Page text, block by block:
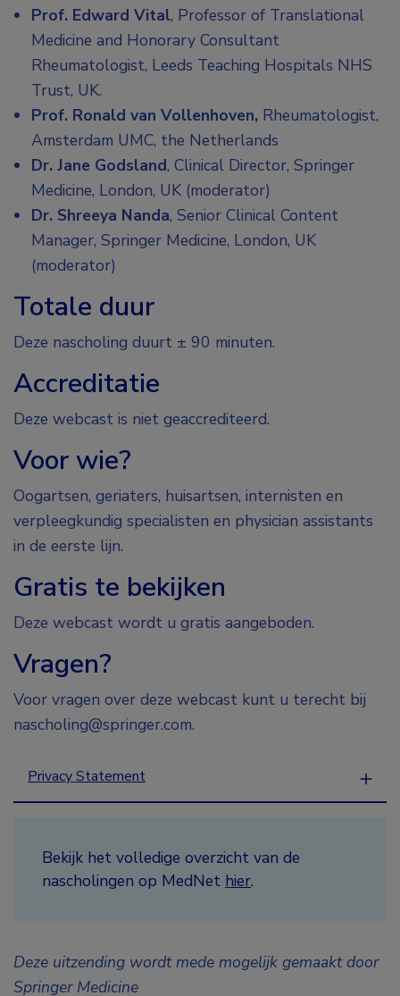
Prof. Edward Vital, Professor of Translational
Medicine and Honorary Consultant
Rheumatologist, Leeds Teaching Hospitals NHS
Trust, UK.
Prof. Ronald van Vollenhoven, Rheumatologist,
Amsterdam UMC, the Netherlands
Dr. Jane Godsland, Clinical Director, Springer
Medicine, London, UK (moderator)
Dr. Shreeya Nanda, Senior Clinical Content
Manager, Springer Medicine, London, UK
(moderator)
Totale duur
Deze nascholing duurt ± 90 minuten.
Accreditatie
Deze webcast is niet geaccrediteerd.
Voor wie?
Oogartsen, geriaters, huisartsen, internisten en
verpleegkundig specialisten en physician assistants
in de eerste lijn.
Gratis te bekijken
Deze webcast wordt u gratis aangeboden.
Vragen?
Voor vragen over deze webcast kunt u terecht bij
nascholing@springer.com.
Privacy Statement
Bekijk het volledige overzicht van de
nascholingen op MedNet hier.
Deze uitzending wordt mede mogelijk gemaakt door
Springer Medicine